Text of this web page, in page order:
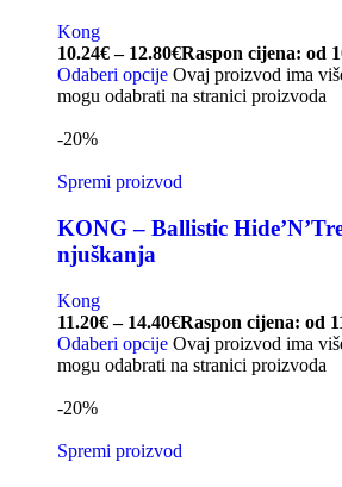
Kong
10.24€ – 12.80€Raspon cijena: od
Odaberi opcije Ovaj proizvod ima
mogu odabrati na stranici proizvoda
-20%
Spremi proizvod
KONG – Ballistic
njuškanja
Kong
11.20€ – 14.40€Raspon cijena: od
Odaberi opcije Ovaj proizvod ima
mogu odabrati na stranici proizvoda
-20%
Spremi proizvod